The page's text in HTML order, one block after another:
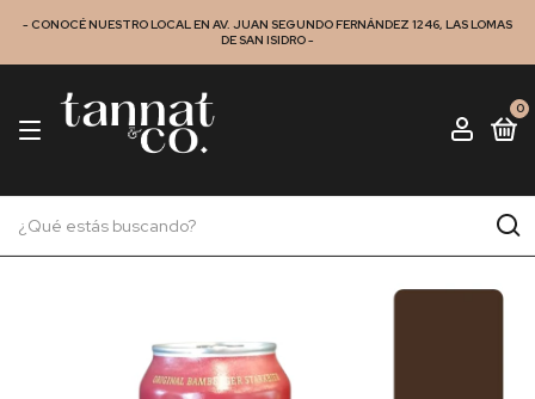
- CONOCÉ NUESTRO LOCAL EN AV. JUAN SEGUNDO FERNÁNDEZ 1246, LAS LOMAS
DE SAN ISIDRO -
0